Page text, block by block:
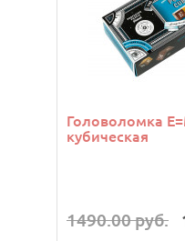
Головоломка
кубическая
1490.00 руб.